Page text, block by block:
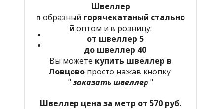
Швеллер
п образный горячекатаный стально
й оптом и в розницу:
от швеллер 5
до швеллер 40
Вы можете купить швеллер в
Ловцово просто нажав кнопку
" заказать швеллер "
Швеллер цена за метр от 570 руб.